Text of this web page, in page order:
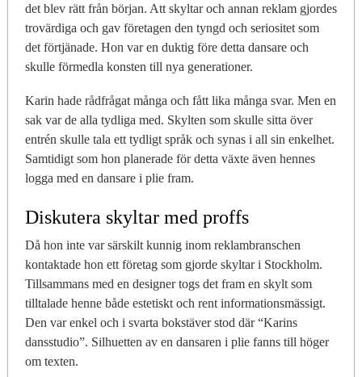
det blev rätt från början. Att skyltar och annan reklam gjordes
trovärdiga och gav företagen den tyngd och seriositet som
det förtjänade. Hon var en duktig före detta dansare och
skulle förmedla konsten till nya generationer.
Karin hade rådfrågat många och fått lika många svar. Men en
sak var de alla tydliga med. Skylten som skulle sitta över
entrén skulle tala ett tydligt språk och synas i all sin enkelhet.
Samtidigt som hon planerade för detta växte även hennes
logga med en dansare i plie fram.
Diskutera skyltar med proffs
Då hon inte var särskilt kunnig inom reklambranschen
kontaktade hon ett företag som gjorde skyltar i Stockholm.
Tillsammans med en designer togs det fram en skylt som
tilltalade henne både estetiskt och rent informationsmässigt.
Den var enkel och i svarta bokstäver stod där “Karins
dansstudio”. Silhuetten av en dansaren i plie fanns till höger
om texten.